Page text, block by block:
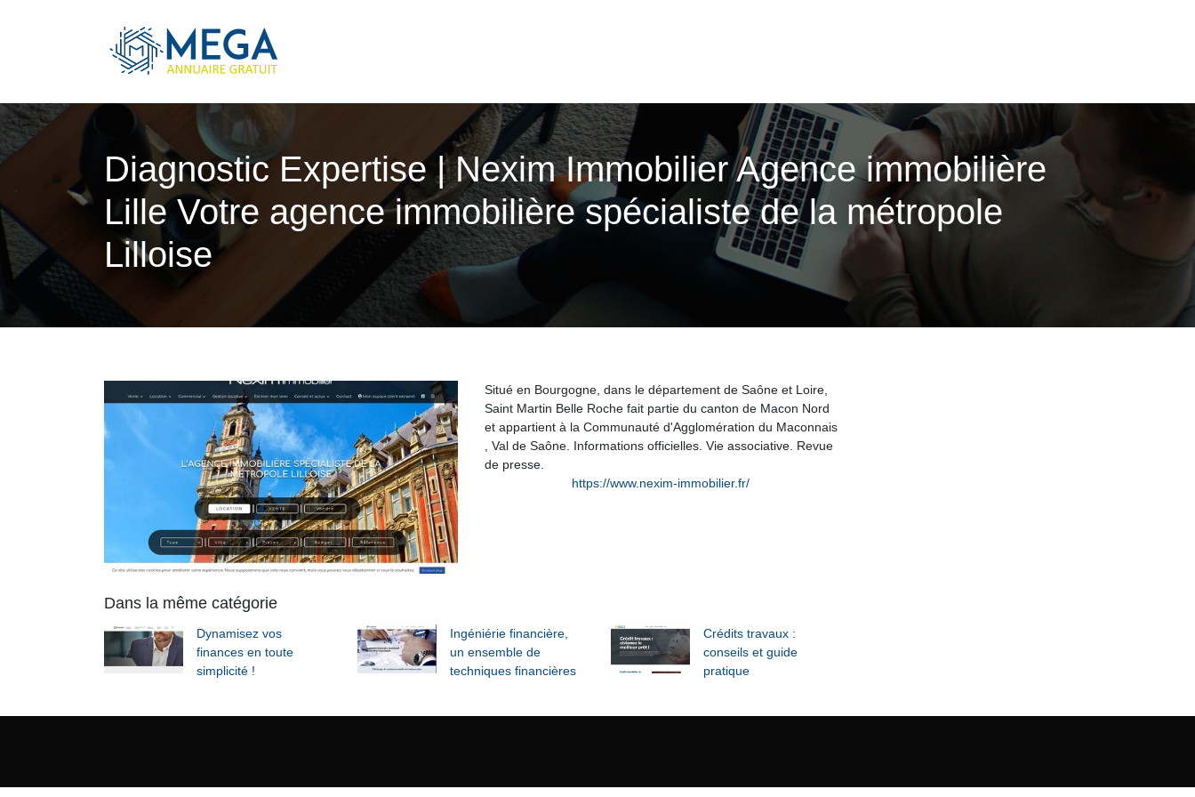
Diagnostic Expertise | Nexim Immobilier Agence immobilière
Lille Votre agence immobilière spécialiste de la métropole
Lilloise
Situé en Bourgogne, dans le département de Saône et Loire,
Saint Martin Belle Roche fait partie du canton de Macon Nord
et appartient à la Communauté d'Agglomération du Maconnais
, Val de Saône. Informations officielles. Vie associative. Revue
de presse.
https://www.nexim-immobilier.fr/
Dans la même catégorie
Dynamisez vos
finances en toute
simplicité !
Ingéniérie financière,
un ensemble de
techniques financières
Crédits travaux :
conseils et guide
pratique